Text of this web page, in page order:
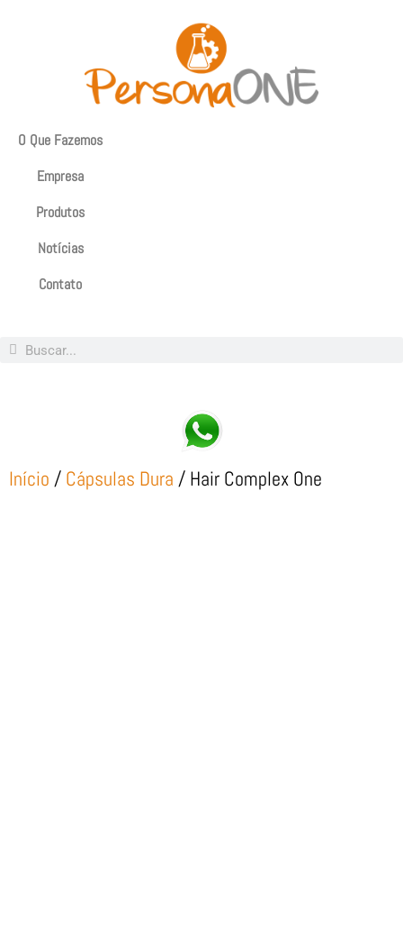
O Que Fazemos
Empresa
Produtos
Notícias
Contato
Início / Cápsulas Dura / Hair Complex One